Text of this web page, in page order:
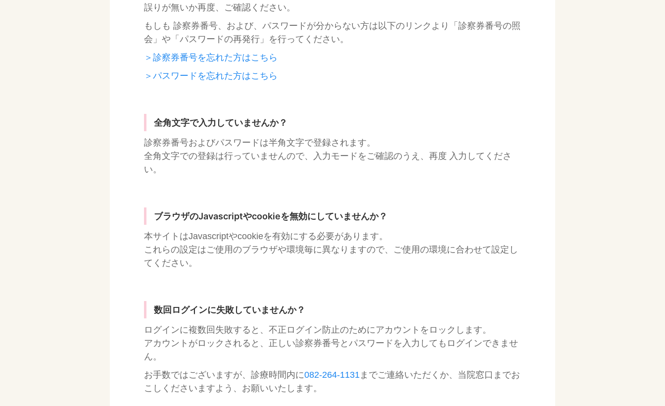
誤りが無いか再度、ご確認ください。
もしも 診察券番号、および、パスワードが分からない方は以下のリンクより「診察券番号の照
会」や「パスワードの再発行」を行ってください。
＞診察券番号を忘れた方はこちら
＞パスワードを忘れた方はこちら
全角文字で入力していませんか？
診察券番号およびパスワードは半角文字で登録されます。
全角文字での登録は行っていませんので、入力モードをご確認のうえ、再度 入力してくださ
い。
ブラウザのJavascriptやcookieを無効にしていませんか？
本サイトはJavascriptやcookieを有効にする必要があります。
これらの設定はご使用のブラウザや環境毎に異なりますので、ご使用の環境に合わせて設定し
てください。
数回ログインに失敗していませんか？
ログインに複数回失敗すると、不正ログイン防止のためにアカウントをロックします。
アカウントがロックされると、正しい診察券番号とパスワードを入力してもログインできませ
ん。
お手数ではございますが、診療時間内に082-264-1131までご連絡いただくか、当院窓口までお
こしくださいますよう、お願いいたします。